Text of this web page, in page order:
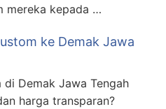
mereka kepada …
ke Demak Jawa
Demak Jawa Tengah
harga transparan?